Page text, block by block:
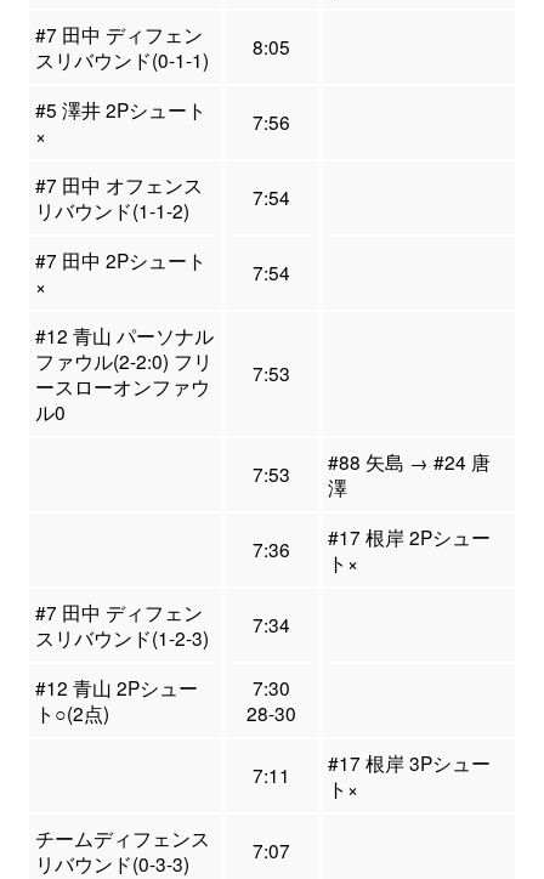
#7 田中 ディフェン
スリバウンド(0-1-1)
8:05
#5 澤井 2Pシュート
×
7:56
#7 田中 オフェンス
リバウンド(1-1-2)
7:54
#7 田中 2Pシュート
×
7:54
#12 青山 パーソナル
ファウル(2-2:0) フリ
ースローオンファウ
ル0
7:53
7:53
#88 矢島 → #24 唐
澤
7:36
#17 根岸 2Pシュー
ト×
#7 田中 ディフェン
スリバウンド(1-2-3)
7:34
#12 青山 2Pシュー
ト○(2点)
7:30
28-30
7:11
#17 根岸 3Pシュー
ト×
チームディフェンス
リバウンド(0-3-3)
7:07